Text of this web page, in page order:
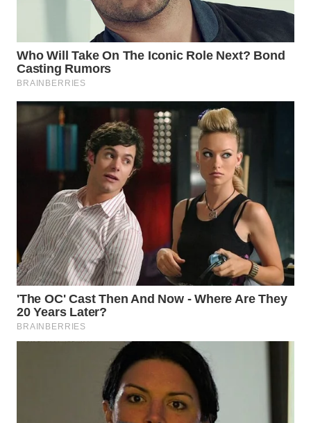
WN
PURWAKARTA
WN
SEMARANG
WN
SOLO
WN
BOROBUDUR
WN